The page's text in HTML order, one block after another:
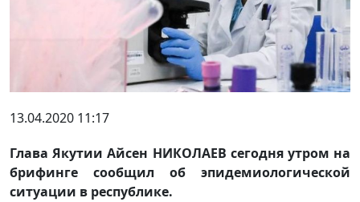
13.04.2020 11:17
Глава Якутии Айсен НИКОЛАЕВ сегодня утром на
брифинге сообщил об эпидемиологической
ситуации в республике.